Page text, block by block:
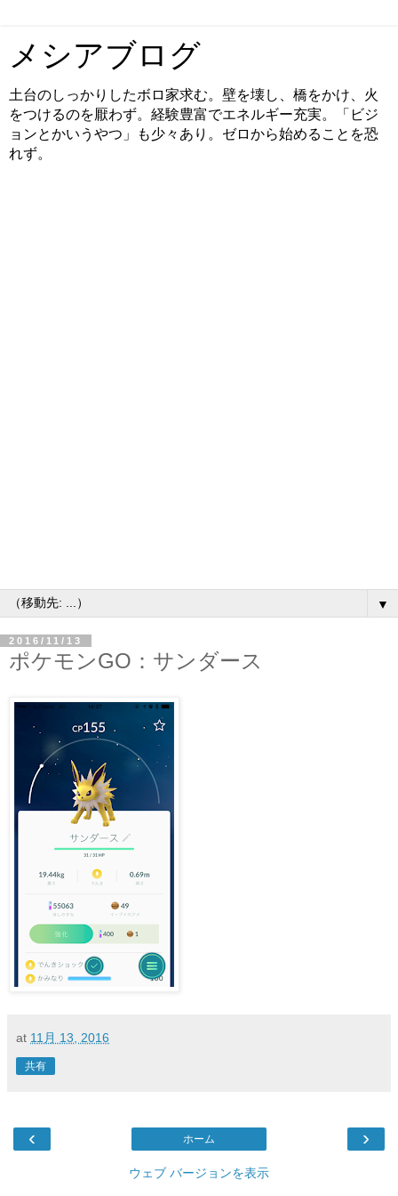
メシアブログ
土台のしっかりしたボロ家求む。壁を壊し、橋をかけ、火
をつけるのを厭わず。経験豊富でエネルギー充実。「ビジ
ョンとかいうやつ」も少々あり。ゼロから始めることを恐
れず。
▼
2016/11/13
ポケモンGO：サンダース
at 11月 13, 2016
共有
‹ ›
ホーム
ウェブ バージョンを表示